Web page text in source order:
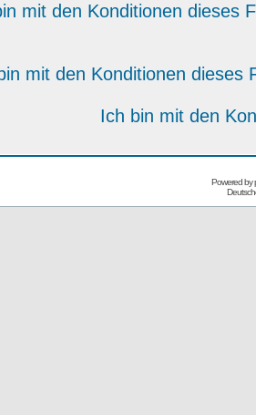
mit den Konditionen dieses
mit den Konditionen dieses
Ich bin mit den
Powered by